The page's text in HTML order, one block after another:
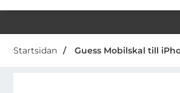
Startsidan Guess Mobilskal till